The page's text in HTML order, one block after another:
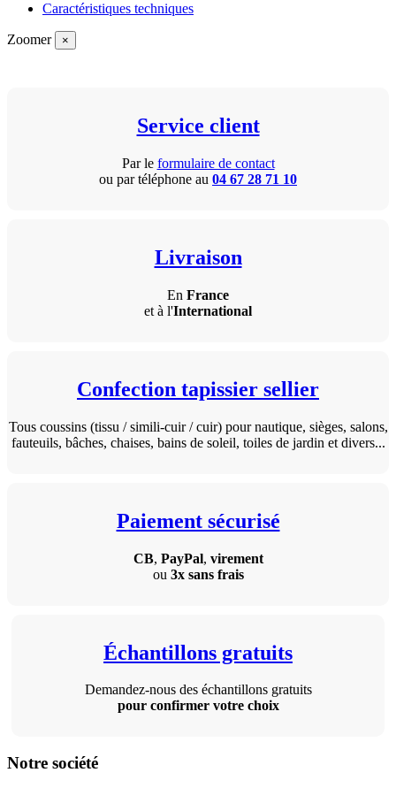
Caractéristiques techniques
Zoomer ×
Service client
Par le formulaire de contact
ou par téléphone au 04 67 28 71 10
Livraison
En France
et à l'International
Confection tapissier sellier
Tous coussins (tissu / simili-cuir / cuir) pour nautique, sièges, salons,
fauteuils, bâches, chaises, bains de soleil, toiles de jardin et divers...
Paiement sécurisé
CB, PayPal, virement
ou 3x sans frais
Échantillons gratuits
Demandez-nous des échantillons gratuits
pour confirmer votre choix
Notre société